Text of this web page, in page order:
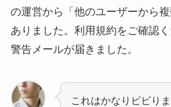
の運営から「他のユーザーから
ありました。利用規約をご確認
警告メールが届きました。
これはかなりビビり